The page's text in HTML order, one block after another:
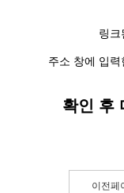
링크
주소 창에 입
확인 후
이전페